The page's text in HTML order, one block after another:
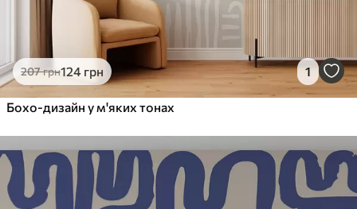
207грн124 грн 1
Бохо-дизайн у м'яких тонах